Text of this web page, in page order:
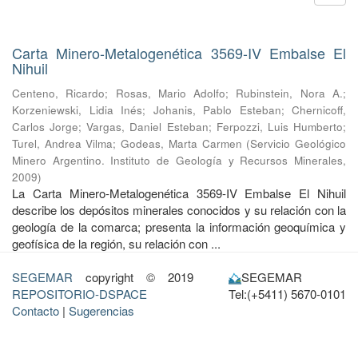
Carta Minero-Metalogenética 3569-IV Embalse El
Nihuil
Centeno, Ricardo; Rosas, Mario Adolfo; Rubinstein, Nora A.;
Korzeniewski, Lidia Inés; Johanis, Pablo Esteban; Chernicoff,
Carlos Jorge;Vargas, Daniel Esteban; Ferpozzi, Luis Humberto;
Turel, Andrea Vilma;Godeas, Marta Carmen (Servicio Geológico
Minero Argentino. Instituto de Geología y Recursos Minerales,
2009)
La Carta Minero-Metalogenética 3569-IV Embalse El Nihuil
describe los depósitos minerales conocidos y su relación con la
geología de la comarca; presenta la información geoquímica y
geofísica de la región, su relación con ...
SEGEMAR copyright © 2019
REPOSITORIO-DSPACE
Contacto | Sugerencias
SEGEMAR
Tel:(+5411) 5670-0101